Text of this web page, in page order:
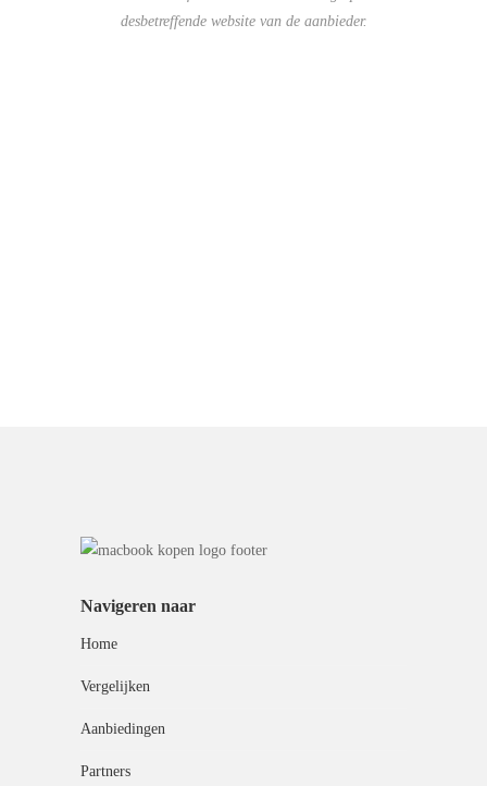
desbetreffende website van de aanbieder.
Navigeren naar
Home
Vergelijken
Aanbiedingen
Partners